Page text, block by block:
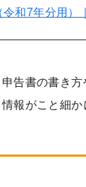
和7年分用）
告書の書き方
報がこと細か